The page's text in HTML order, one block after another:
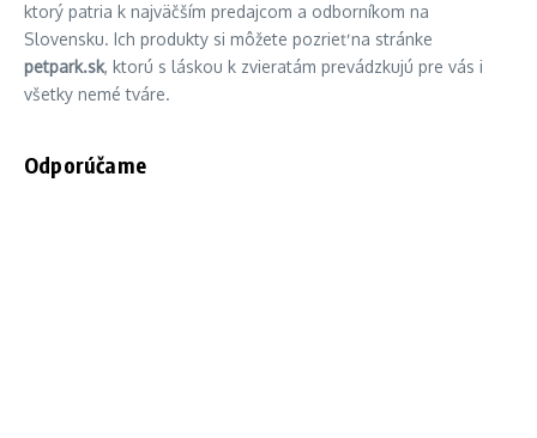
ktorý patria k najväčším predajcom a odborníkom na
Slovensku. Ich produkty si môžete pozrieť na stránke
petpark.sk, ktorú s láskou k zvieratám prevádzkujú pre vás i
všetky nemé tváre.
Odporúčame